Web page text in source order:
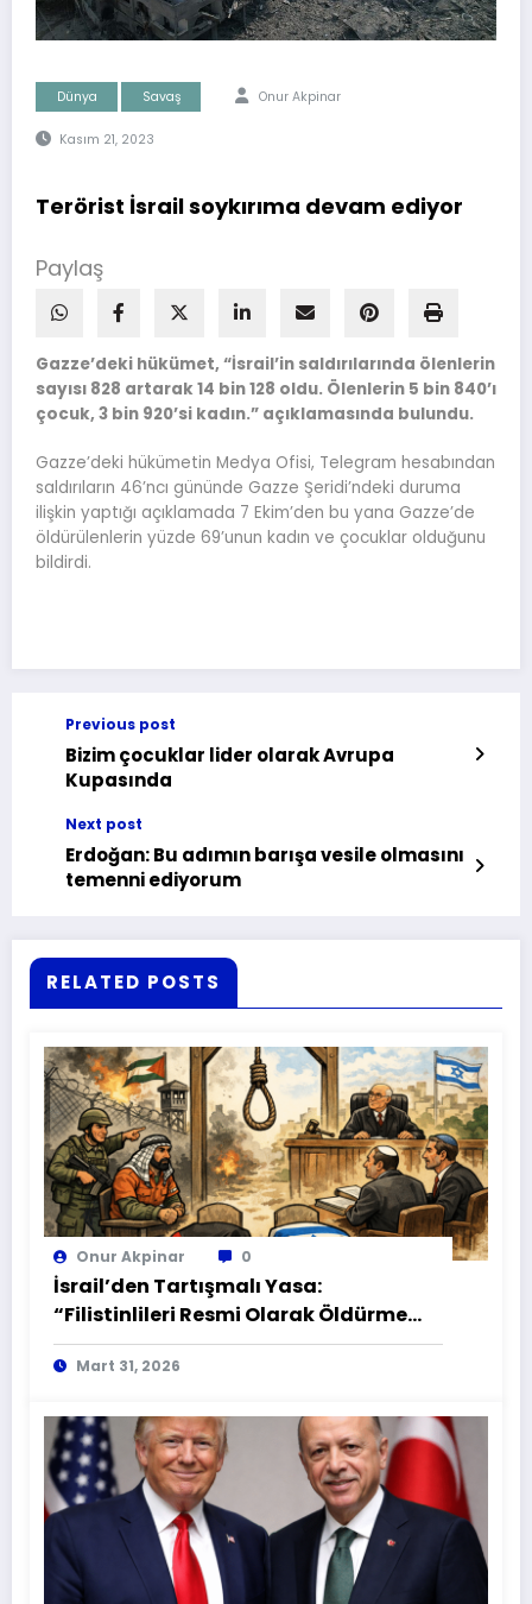
Dünya Savaş Onur Akpinar
Kasım 21, 2023
Terörist İsrail soykırıma devam ediyor
Paylaş
Gazze’deki hükümet, “İsrail’in saldırılarında ölenlerin
sayısı 828 artarak 14 bin 128 oldu. Ölenlerin 5 bin 840’ı
çocuk, 3 bin 920’si kadın.” açıklamasında bulundu.
Gazze’deki hükümetin Medya Ofisi, Telegram hesabından
saldırıların 46’ncı gününde Gazze Şeridi’ndeki duruma
ilişkin yaptığı açıklamada 7 Ekim’den bu yana Gazze’de
öldürülenlerin yüzde 69’unun kadın ve çocuklar olduğunu
bildirdi.
Previous post
Bizim çocuklar lider olarak Avrupa
Kupasında
Next post
Erdoğan: Bu adımın barışa vesile olmasını
temenni ediyorum
RELATED POSTS
Onur Akpinar 0
İsrail’den Tartışmalı Yasa:
“Filistinlileri Resmi Olarak Öldürme
Yasası” mı?
Mart 31, 2026